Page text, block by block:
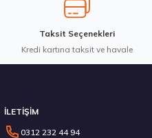
Taksit Seçenekleri
Kredi kartına taksit ve havale
İLETİŞİM
0312 232 44 94